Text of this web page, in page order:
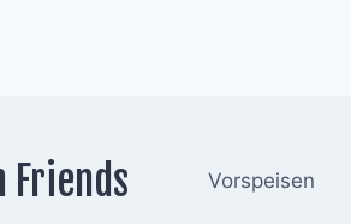
Friends Vorspeisen